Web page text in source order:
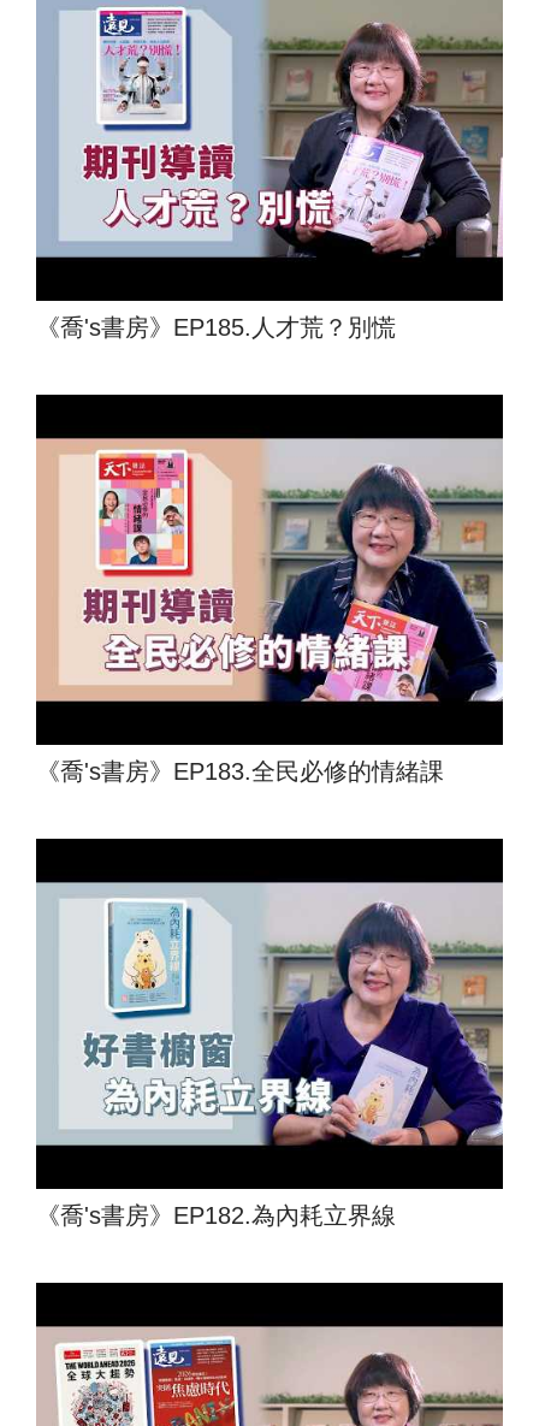
《喬's書房》EP185.人才荒？別慌
《喬's書房》EP183.全民必修的情緒課
《喬's書房》EP182.為內耗立界線